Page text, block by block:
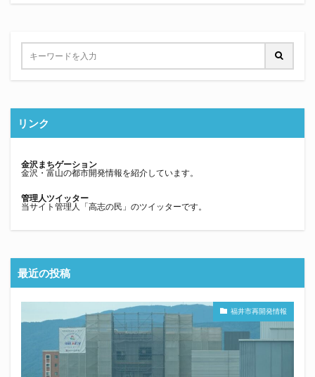
リンク
金沢まちゲーション
金沢・富山の都市開発情報を紹介しています。
管理人ツイッター
当サイト管理人「高志の民」のツイッターです。
最近の投稿
福井市再開発情報